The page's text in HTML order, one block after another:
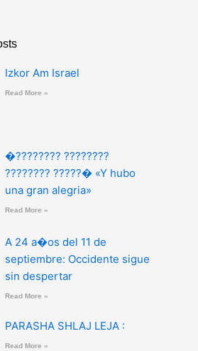
Izkor Am Israel
Read More »
�???????? ????????
???????? ?????� «Y hubo
una gran alegria»
Read More »
A 24 a�os del 11 de
septiembre: Occidente sigue
sin despertar
Read More »
PARASHA SHLAJ LEJA :
Read More »